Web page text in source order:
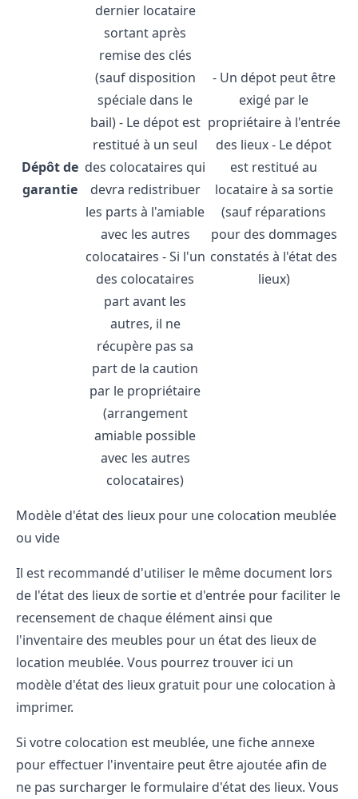
Dépôt de
garantie
dernier locataire
sortant après
remise des clés
(sauf disposition
spéciale dans le
bail) - Le dépot est
restitué à un seul
des colocataires qui
devra redistribuer
les parts à l'amiable
avec les autres
colocataires - Si l'un
des colocataires
part avant les
autres, il ne
récupère pas sa
part de la caution
par le propriétaire
(arrangement
amiable possible
avec les autres
colocataires)
- Un dépot peut être
exigé par le
propriétaire à l'entrée
des lieux - Le dépot
est restitué au
locataire à sa sortie
(sauf réparations
pour des dommages
constatés à l'état des
lieux)
Modèle d'état des lieux pour une colocation meublée
ou vide
Il est recommandé d'utiliser le même document lors
de l'état des lieux de sortie et d'entrée pour faciliter le
recensement de chaque élément ainsi que
l'inventaire des meubles pour un état des lieux de
location meublée. Vous pourrez trouver ici un
modèle d'état des lieux gratuit pour une colocation à
imprimer.
Si votre colocation est meublée, une fiche annexe
pour effectuer l'inventaire peut être ajoutée afin de
ne pas surcharger le formulaire d'état des lieux. Vous